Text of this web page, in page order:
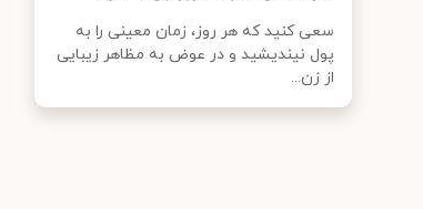
سعی کنید که هر روز، زمان معینی را به
پول نیندیشید و در عوض به مظاهر زیبایی
از زن...